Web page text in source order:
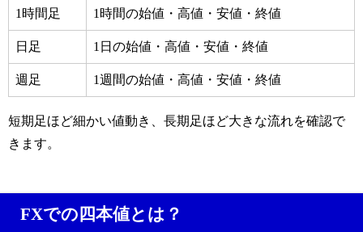
1時間足 1時間の始値・高値・安値・終値
日足 1日の始値・高値・安値・終値
週足 1週間の始値・高値・安値・終値
短期足ほど細かい値動き、長期足ほど大きな流れを確認で
きます。
FXでの四本値とは？